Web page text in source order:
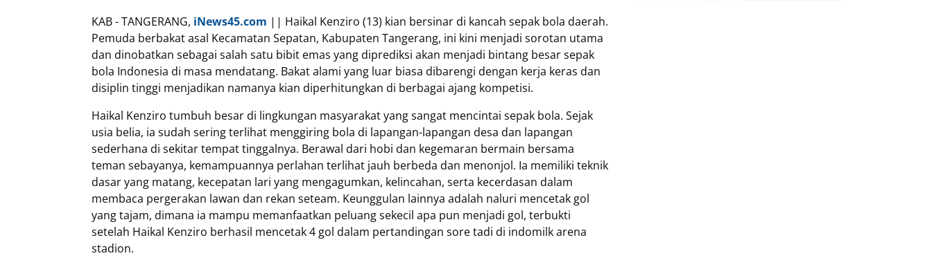
KAB - TANGERANG, iNews45.com || Haikal Kenziro (13) kian bersinar di kancah sepak bola daerah.
Pemuda berbakat asal Kecamatan Sepatan, Kabupaten Tangerang, ini kini menjadi sorotan utama
dan dinobatkan sebagai salah satu bibit emas yang diprediksi akan menjadi bintang besar sepak
bola Indonesia di masa mendatang. Bakat alami yang luar biasa dibarengi dengan kerja keras dan
disiplin tinggi menjadikan namanya kian diperhitungkan di berbagai ajang kompetisi.
Haikal Kenziro tumbuh besar di lingkungan masyarakat yang sangat mencintai sepak bola. Sejak
usia belia, ia sudah sering terlihat menggiring bola di lapangan-lapangan desa dan lapangan
sederhana di sekitar tempat tinggalnya. Berawal dari hobi dan kegemaran bermain bersama
teman sebayanya, kemampuannya perlahan terlihat jauh berbeda dan menonjol. Ia memiliki teknik
dasar yang matang, kecepatan lari yang mengagumkan, kelincahan, serta kecerdasan dalam
membaca pergerakan lawan dan rekan seteam. Keunggulan lainnya adalah naluri mencetak gol
yang tajam, dimana ia mampu memanfaatkan peluang sekecil apa pun menjadi gol, terbukti
setelah Haikal Kenziro berhasil mencetak 4 gol dalam pertandingan sore tadi di indomilk arena
stadion.